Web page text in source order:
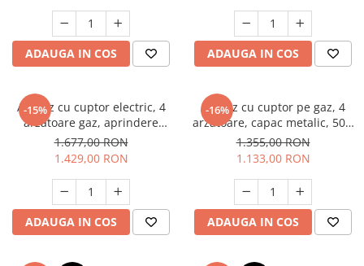
Masini de spalat vase incorporabile
Masini de spalat vase
independente
Pachete Incorporabile
Pirostrii & Arzatoare
Plasa umbrire
Pompe de stropit
Radiatoare
Semanatoare,Plantatoare
Scala Graphite Grey
ADAUGA IN COS ADAUGA IN COS
-15%
Aragaz cu cuptor electric, 4
arzatoare gaz, aprindere
electrica, ventilator, lumina
cuptor, Bej, NOBELTEK
1.677,00 RON
1.429,00 RON
ADAUGA IN COS
-16%
Aragaz cu cuptor pe gaz, 4
arzatoare, capac metalic, 50 x
60 cm, 2 in 1, GPL+GN, Gri,
LDK
1.355,00 RON
1.133,00 RON
ADAUGA IN COS